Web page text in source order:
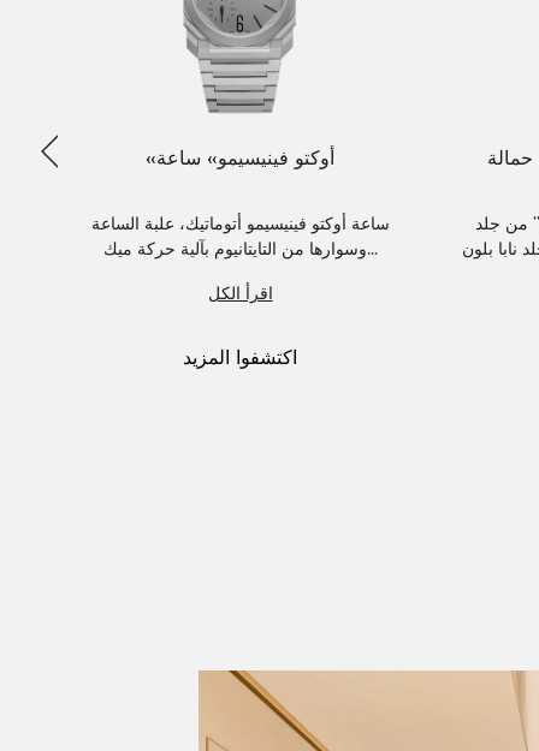
من جلد
«أوكتو فينيسيمو» ساعة
ساعة أوكتو فينيسيمو أتوماتيك، علبة الساعة
وسوارها من التايتانيوم بآلية حركة ميك...
اقرأ الكل
اكتشفوا المزيد